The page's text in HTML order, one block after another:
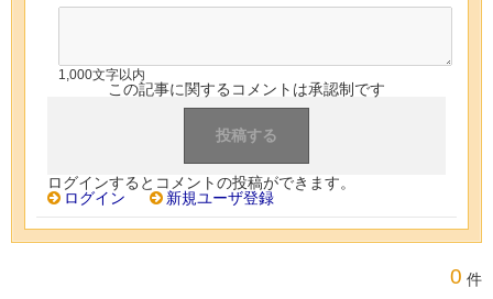
1,000文字以内
この記事に関するコメントは承認制です
ログインするとコメントの投稿ができます。
ログイン
新規ユーザ登録
0 件